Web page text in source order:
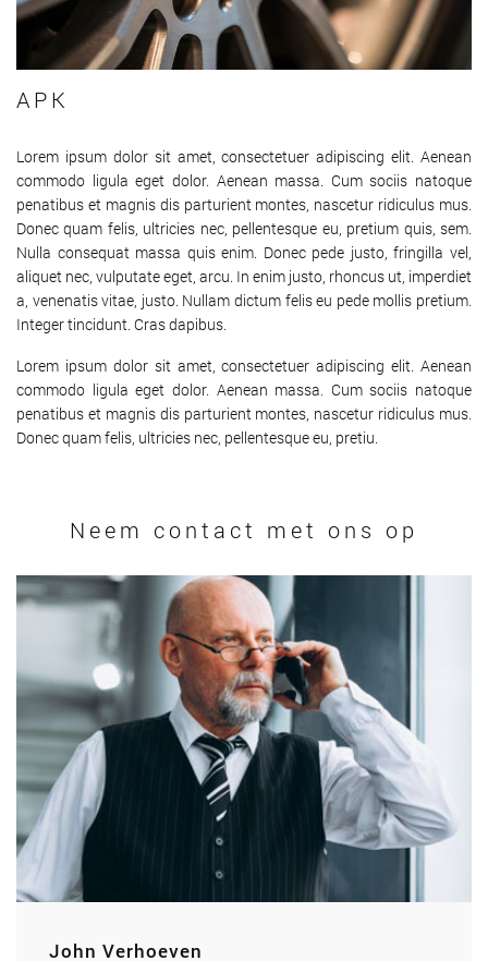
APK
Lorem ipsum dolor sit amet, consectetuer adipiscing elit. Aenean
commodo ligula eget dolor. Aenean massa. Cum sociis natoque
penatibus et magnis dis parturient montes, nascetur ridiculus mus.
Donec quam felis, ultricies nec, pellentesque eu, pretium quis, sem.
Nulla consequat massa quis enim. Donec pede justo, fringilla vel,
aliquet nec, vulputate eget, arcu. In enim justo, rhoncus ut, imperdiet
a, venenatis vitae, justo. Nullam dictum felis eu pede mollis pretium.
Integer tincidunt. Cras dapibus.
Lorem ipsum dolor sit amet, consectetuer adipiscing elit. Aenean
commodo ligula eget dolor. Aenean massa. Cum sociis natoque
penatibus et magnis dis parturient montes, nascetur ridiculus mus.
Donec quam felis, ultricies nec, pellentesque eu, pretiu.
Neem contact met ons op
John Verhoeven